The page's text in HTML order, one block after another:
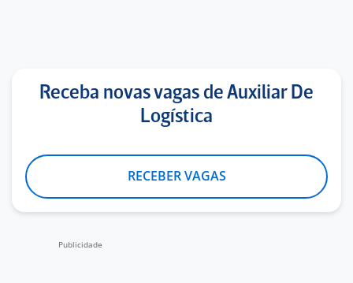
Receba novas vagas de Auxiliar De
Logística
RECEBER VAGAS